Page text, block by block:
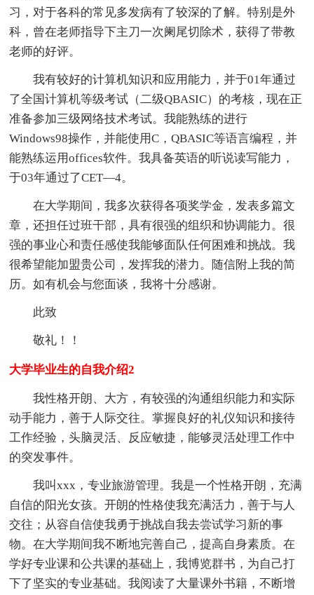
习，对于各科的常见多发病有了较深的了解。特别是外
科，曾在老师指导下主刀一次阑尾切除术，获得了带教
老师的好评。
我有较好的计算机知识和应用能力，并于01年通过
了全国计算机等级考试（二级QBASIC）的考核，现在正
准备参加三级网络技术考试。我能熟练的进行
Windows98操作，并能使用C，QBASIC等语言编程，并
能熟练运用offices软件。我具备英语的听说读写能力，
于03年通过了CET—4。
在大学期间，我多次获得各项奖学金，发表多篇文
章，还担任过班干部，具有很强的组织和协调能力。很
强的事业心和责任感使我能够面队任何困难和挑战。我
很希望能加盟贵公司，发挥我的潜力。随信附上我的简
历。如有机会与您面谈，我将十分感谢。
此致
敬礼！！
大学毕业生的自我介绍2
我性格开朗、大方，有较强的沟通组织能力和实际
动手能力，善于人际交往。掌握良好的礼仪知识和接待
工作经验，头脑灵活、反应敏捷，能够灵活处理工作中
的突发事件。
我叫xxx，专业旅游管理。我是一个性格开朗，充满
自信的阳光女孩。开朗的性格使我充满活力，善于与人
交往；从容自信使我勇于挑战自我去尝试学习新的事
物。在大学期间我不断地完善自己，提高自身素质。在
学好专业课和公共课的基础上，我博览群书，为自己打
下了坚实的专业基础。我阅读了大量课外书籍，不断增